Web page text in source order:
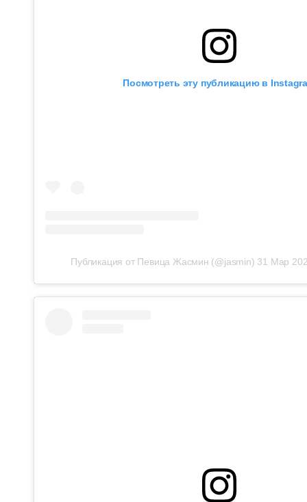
Посмотреть эту публикацию в
Публикация от Певица Жасмин (@jasmin) 31 Мар